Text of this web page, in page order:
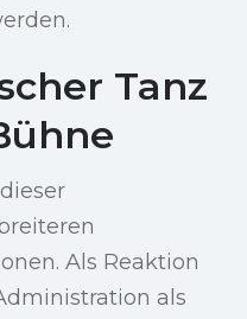
Tanz
Als Reaktion
als